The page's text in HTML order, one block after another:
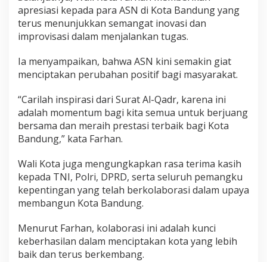
apresiasi kepada para ASN di Kota Bandung yang
terus menunjukkan semangat inovasi dan
improvisasi dalam menjalankan tugas.
Ia menyampaikan, bahwa ASN kini semakin giat
menciptakan perubahan positif bagi masyarakat.
“Carilah inspirasi dari Surat Al-Qadr, karena ini
adalah momentum bagi kita semua untuk berjuang
bersama dan meraih prestasi terbaik bagi Kota
Bandung,” kata Farhan.
Wali Kota juga mengungkapkan rasa terima kasih
kepada TNI, Polri, DPRD, serta seluruh pemangku
kepentingan yang telah berkolaborasi dalam upaya
membangun Kota Bandung.
Menurut Farhan, kolaborasi ini adalah kunci
keberhasilan dalam menciptakan kota yang lebih
baik dan terus berkembang.